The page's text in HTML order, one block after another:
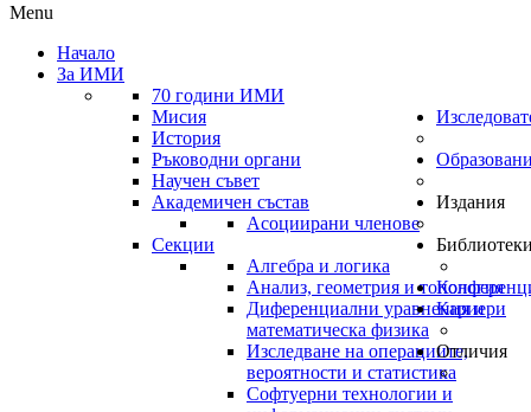
Menu
Начало
За ИМИ
70 години ИМИ
Мисия
История
Ръководни органи
Научен съвет
Академичен състав
Асоциирани членове
Секции
Алгебра и логика
Анализ, геометрия и топология
Диференциални уравнения и
математическа физика
Изследване на операциите,
вероятности и статистика
Софтуерни технологии и
Издания
Кариери
Отличия